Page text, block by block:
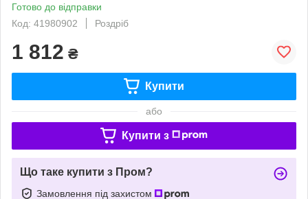
Готово до відправки
Код: 41980902
Роздріб
1 812 ₴
Купити
або
Купити з
Що таке купити з Пром?
Замовлення під захистом